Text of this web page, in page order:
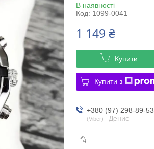
В наявності
Код: 1099-0041
1 149 ₴
Купити
Купити з
+380 (97) 298-89-53
Viber Денис